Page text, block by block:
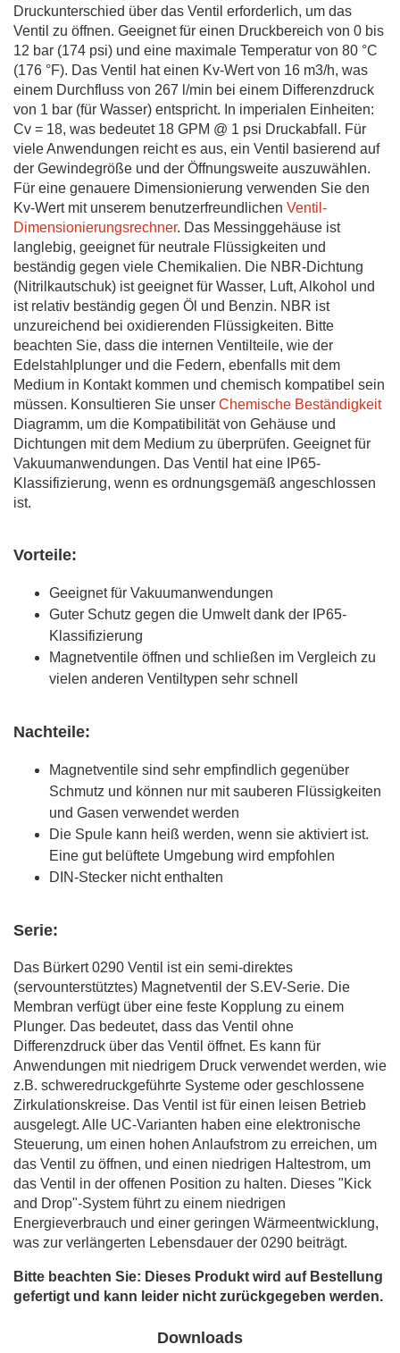
Druckunterschied über das Ventil erforderlich, um das
Ventil zu öffnen. Geeignet für einen Druckbereich von 0 bis
12 bar (174 psi) und eine maximale Temperatur von 80 °C
(176 °F). Das Ventil hat einen Kv-Wert von 16 m3/h, was
einem Durchfluss von 267 l/min bei einem Differenzdruck
von 1 bar (für Wasser) entspricht. In imperialen Einheiten:
Cv = 18, was bedeutet 18 GPM @ 1 psi Druckabfall. Für
viele Anwendungen reicht es aus, ein Ventil basierend auf
der Gewindegröße und der Öffnungsweite auszuwählen.
Für eine genauere Dimensionierung verwenden Sie den
Kv-Wert mit unserem benutzerfreundlichen Ventil-
Dimensionierungsrechner. Das Messinggehäuse ist
langlebig, geeignet für neutrale Flüssigkeiten und
beständig gegen viele Chemikalien. Die NBR-Dichtung
(Nitrilkautschuk) ist geeignet für Wasser, Luft, Alkohol und
ist relativ beständig gegen Öl und Benzin. NBR ist
unzureichend bei oxidierenden Flüssigkeiten. Bitte
beachten Sie, dass die internen Ventilteile, wie der
Edelstahlplunger und die Federn, ebenfalls mit dem
Medium in Kontakt kommen und chemisch kompatibel sein
müssen. Konsultieren Sie unser Chemische Beständigkeit
Diagramm, um die Kompatibilität von Gehäuse und
Dichtungen mit dem Medium zu überprüfen. Geeignet für
Vakuumanwendungen. Das Ventil hat eine IP65-
Klassifizierung, wenn es ordnungsgemäß angeschlossen
ist.
Vorteile:
Geeignet für Vakuumanwendungen
Guter Schutz gegen die Umwelt dank der IP65-
Klassifizierung
Magnetventile öffnen und schließen im Vergleich zu
vielen anderen Ventiltypen sehr schnell
Nachteile:
Magnetventile sind sehr empfindlich gegenüber
Schmutz und können nur mit sauberen Flüssigkeiten
und Gasen verwendet werden
Die Spule kann heiß werden, wenn sie aktiviert ist.
Eine gut belüftete Umgebung wird empfohlen
DIN-Stecker nicht enthalten
Serie:
Das Bürkert 0290 Ventil ist ein semi-direktes
(servounterstütztes) Magnetventil der S.EV-Serie. Die
Membran verfügt über eine feste Kopplung zu einem
Plunger. Das bedeutet, dass das Ventil ohne
Differenzdruck über das Ventil öffnet. Es kann für
Anwendungen mit niedrigem Druck verwendet werden, wie
z.B. schweredruckgeführte Systeme oder geschlossene
Zirkulationskreise. Das Ventil ist für einen leisen Betrieb
ausgelegt. Alle UC-Varianten haben eine elektronische
Steuerung, um einen hohen Anlaufstrom zu erreichen, um
das Ventil zu öffnen, und einen niedrigen Haltestrom, um
das Ventil in der offenen Position zu halten. Dieses "Kick
and Drop"-System führt zu einem niedrigen
Energieverbrauch und einer geringen Wärmeentwicklung,
was zur verlängerten Lebensdauer der 0290 beiträgt.
Bitte beachten Sie: Dieses Produkt wird auf Bestellung
gefertigt und kann leider nicht zurückgegeben werden.
Downloads